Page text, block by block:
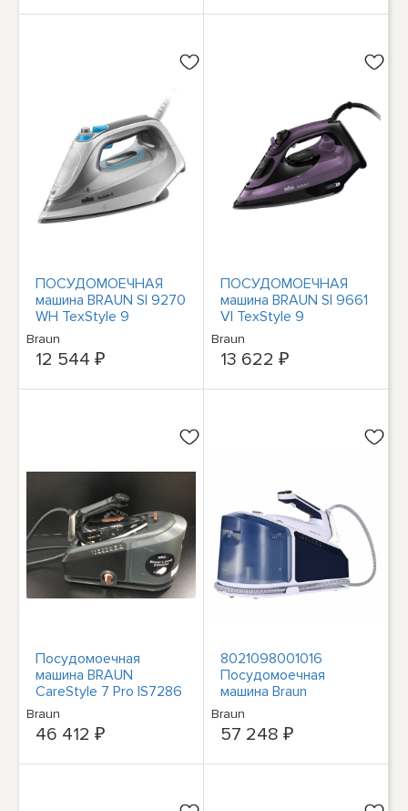
ПОСУДОМОЕЧНАЯ
машина BRAUN SI 9270
WH TexStyle 9
Dampfbügeleisen
(вайсс-грау)
#14427867
Braun
12 544 ₽
ПОСУДОМОЕЧНАЯ
машина BRAUN SI 9661
VI TexStyle 9
Dampfbügeleisen
#31826556
Braun
13 622 ₽
Посудомоечная
машина BRAUN
CareStyle 7 Pro IS7286
BK Dampfbügelstation
Gebraucht 2#2261060
Braun
46 412 ₽
8021098001016
Посудомоечная
машина Braun
CareStyle 7 Pro IS 7282
BL FreeGlide 3D
Dampferzeuger
Braun
57 248 ₽